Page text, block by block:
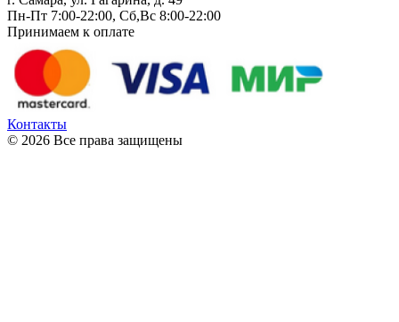
Пн-Пт 7:00-22:00, Сб,Вс 8:00-22:00
Принимаем к оплате
Контакты
© 2026 Все права защищены